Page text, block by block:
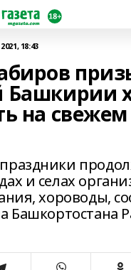
18:43
Башкирии
на свежем
и селах
хороводы,
Башкортостана